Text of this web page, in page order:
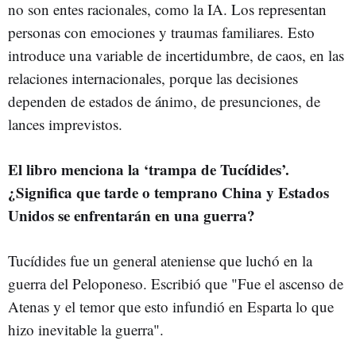
no son entes racionales, como la IA. Los representan
personas con emociones y traumas familiares. Esto
introduce una variable de incertidumbre, de caos, en las
relaciones internacionales, porque las decisiones
dependen de estados de ánimo, de presunciones, de
lances imprevistos.
El libro menciona la ‘trampa de Tucídides’.
¿Significa que tarde o temprano China y Estados
Unidos se enfrentarán en una guerra?
Tucídides fue un general ateniense que luchó en la
guerra del Peloponeso. Escribió que "Fue el ascenso de
Atenas y el temor que esto infundió en Esparta lo que
hizo inevitable la guerra".